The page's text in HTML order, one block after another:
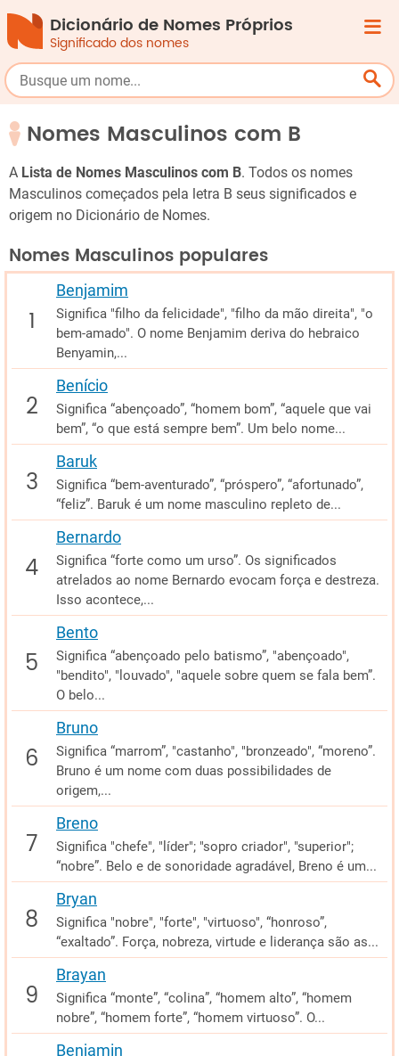
Dicionário de Nomes Próprios
Significado dos nomes
Nomes Masculinos com B
A Lista de Nomes Masculinos com B. Todos os nomes
Masculinos começados pela letra B seus significados e
origem no Dicionário de Nomes.
Nomes Masculinos populares
Benjamim
Significa "filho da felicidade", "filho da mão direita", "o
bem-amado". O nome Benjamim deriva do hebraico
Benyamin,...
Benício
Significa “abençoado”, “homem bom”, “aquele que vai
bem”, “o que está sempre bem”. Um belo nome...
Baruk
Significa “bem-aventurado”, “próspero”, “afortunado”,
“feliz”. Baruk é um nome masculino repleto de...
Bernardo
Significa “forte como um urso”. Os significados
atrelados ao nome Bernardo evocam força e destreza.
Isso acontece,...
Bento
Significa “abençoado pelo batismo”, "abençoado",
"bendito", "louvado", "aquele sobre quem se fala bem”.
O belo...
Bruno
Significa “marrom”, "castanho", "bronzeado", “moreno”.
Bruno é um nome com duas possibilidades de
origem,...
Breno
Significa "chefe", "líder"; "sopro criador", "superior";
“nobre”. Belo e de sonoridade agradável, Breno é um...
Bryan
Significa "nobre", "forte", "virtuoso", “honroso”,
“exaltado”. Força, nobreza, virtude e liderança são as...
Brayan
Significa “monte”, “colina”, “homem alto”, “homem
nobre”, “homem forte”, “homem virtuoso”. O...
Benjamin